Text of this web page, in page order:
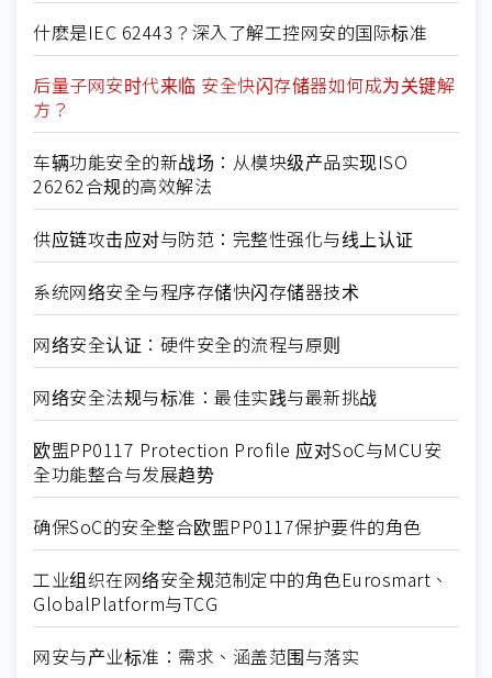
什麽是IEC 62443？深入了解工控网安的国际标准
后量子网安时代来临 安全快闪存储器如何成为关键解
方？
车辆功能安全的新战场：从模块级产品实现ISO
26262合规的高效解法
供应链攻击应对与防范：完整性强化与线上认证
系统网络安全与程序存储快闪存储器技术
网络安全认证：硬件安全的流程与原则
网络安全法规与标准：最佳实践与最新挑战
欧盟PP0117 Protection Profile 应对SoC与MCU安
全功能整合与发展趋势
确保SoC的安全整合欧盟PP0117保护要件的角色
工业组织在网络安全规范制定中的角色Eurosmart、
GlobalPlatform与TCG
网安与产业标准：需求、涵盖范围与落实